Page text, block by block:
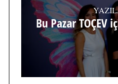
Bu Pazar TOÇEV